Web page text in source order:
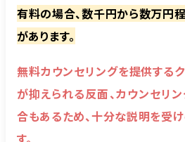
有料の場合、数千円から数万円
があります。
無料カウンセリングを提供する
が抑えられる反面、カウンセリ
合もあるため、十分な説明を受